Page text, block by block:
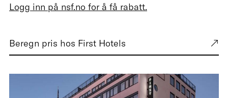
Logg inn på nsf.no for å få rabatt.
Beregn pris hos First Hotels